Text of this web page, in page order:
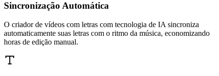
Sincronização Automática
O criador de vídeos com letras com tecnologia de IA sincroniza
automaticamente suas letras com o ritmo da música, economizando
horas de edição manual.